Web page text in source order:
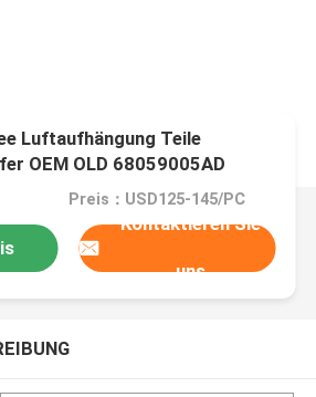
Luftaufhängung Teile
OEM OLD 68059005AD
Preis：USD125-145/PC
Kontaktieren Sie
uns